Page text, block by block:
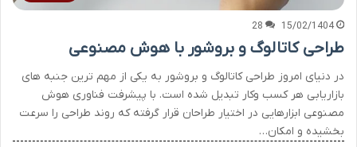
15/02/1404
28
طراحی کاتالوگ و بروشور با هوش مصنوعی
در دنیای امروز طراحی کاتالوگ و بروشور به یکی از مهم ترین جنبه های
بازاریابی هر کسب وکار تبدیل شده است. با پیشرفت فناوری هوش
مصنوعی ابزارهایی در اختیار طراحان قرار گرفته که روند طراحی را سرعت
بخشیده و امکان…